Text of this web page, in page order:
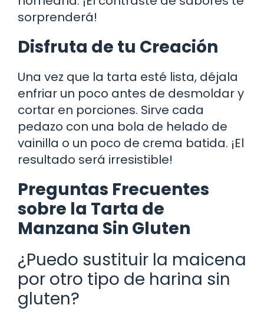
sorprenderá!
Disfruta de tu Creación
Una vez que la tarta esté lista, déjala
enfriar un poco antes de desmoldar y
cortar en porciones. Sirve cada
pedazo con una bola de helado de
vainilla o un poco de crema batida. ¡El
resultado será irresistible!
Preguntas Frecuentes
sobre la Tarta de
Manzana Sin Gluten
¿Puedo sustituir la maicena
por otro tipo de harina sin
gluten?